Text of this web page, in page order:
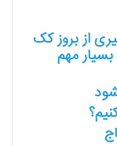
از بروز کک
مهم